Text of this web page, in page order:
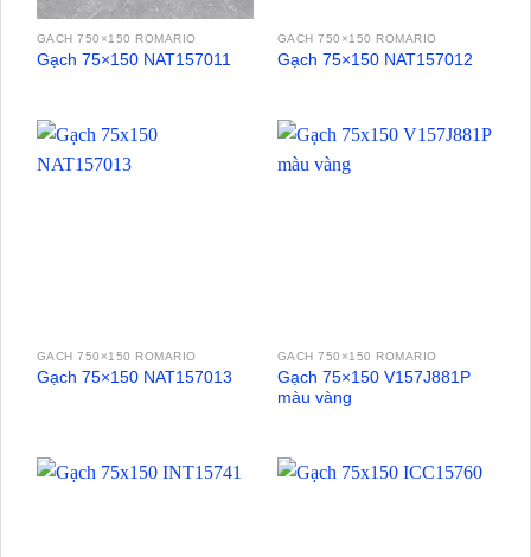
GACH 750×150 ROMARIO
Gạch 75×150 NAT157011
GACH 750×150 ROMARIO
Gạch 75×150 NAT157012
GACH 750×150 ROMARIO
Gạch 75×150 NAT157013
GACH 750×150 ROMARIO
Gạch 75×150 V157J881P
màu vàng